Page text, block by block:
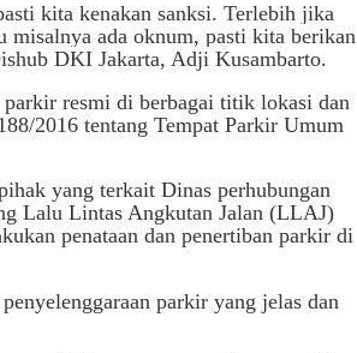
kita kenakan sanksi. Terlebih jika
misalnya ada oknum, pasti kita berikan
DKI Jakarta, Adji Kusambarto.
resmi di berbagai titik lokasi dan
2016 tentang Tempat Parkir Umum
yang terkait Dinas perhubungan
Lalu Lintas Angkutan Jalan (LLAJ)
penataan dan penertiban parkir di
parkir yang jelas dan